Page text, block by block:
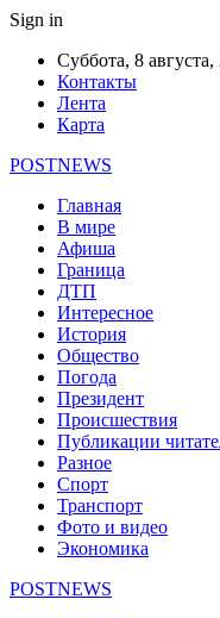
Sign in
Суббота, 8 августа,
Контакты
Лента
Карта
POSTNEWS
Главная
В мире
Афиша
Граница
ДТП
Интересное
История
Общество
Погода
Президент
Происшествия
Публикации
Разное
Спорт
Транспорт
Фото и видео
Экономика
POSTNEWS